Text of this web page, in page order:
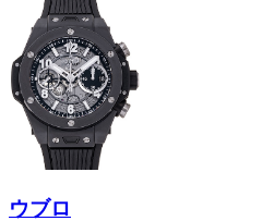
ウブロ